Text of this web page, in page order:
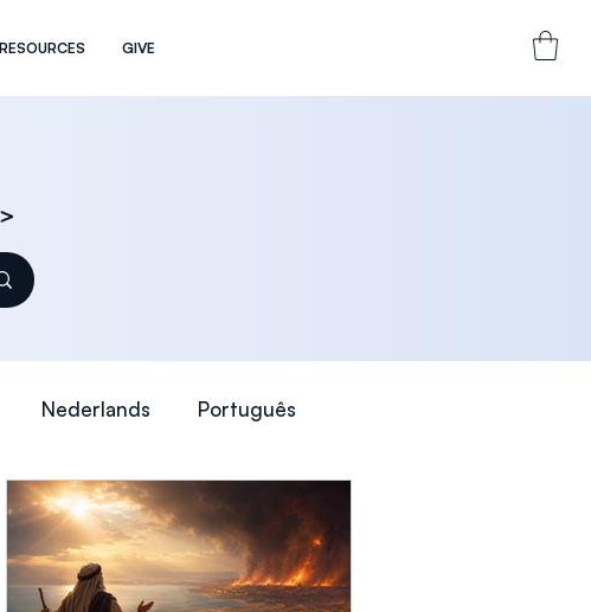
RESOURCES GIVE
Nederlands Português
Teaching
GETUP